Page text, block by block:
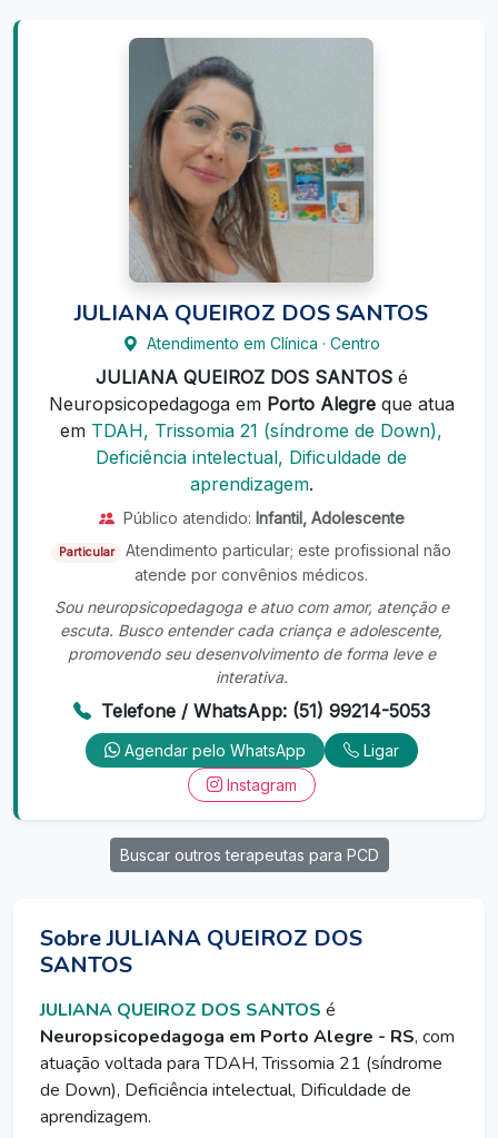
JULIANA QUEIROZ DOS SANTOS
Atendimento em Clínica · Centro
JULIANA QUEIROZ DOS SANTOSé
Neuropsicopedagoga em Porto Alegreque atua
em TDAH, Trissomia 21 (síndrome de Down),
Deficiência intelectual, Dificuldade de
aprendizagem.
Público atendido: Infantil, Adolescente
Particular
Atendimento particular; este profissional não
atende por convênios médicos.
Sou neuropsicopedagoga e atuo com amor, atenção e
escuta. Busco entender cada criança e adolescente,
promovendo seu desenvolvimento de forma leve e
interativa.
Telefone / WhatsApp: (51) 99214-5053
Agendar pelo WhatsApp
Ligar
Instagram
Buscar outros terapeutas para PCD
Sobre JULIANA QUEIROZ DOS
SANTOS
JULIANA QUEIROZ DOS SANTOS é
Neuropsicopedagoga em Porto Alegre - RS, com
atuação voltada para TDAH, Trissomia 21 (síndrome
de Down), Deficiência intelectual, Dificuldade de
aprendizagem.